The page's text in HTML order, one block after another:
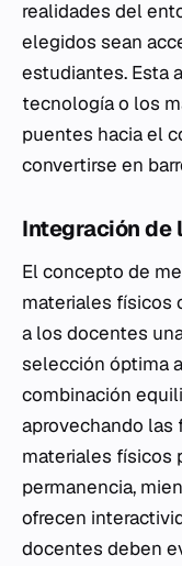
realidades del
elegidos sean
estudiantes. Esta
tecnología o los
puentes hacia el
convertirse en
Integración de
El concepto de
materiales físicos
a los docentes
selección óptima
combinación
aprovechando las
materiales físicos
permanencia,
ofrecen
docentes deben